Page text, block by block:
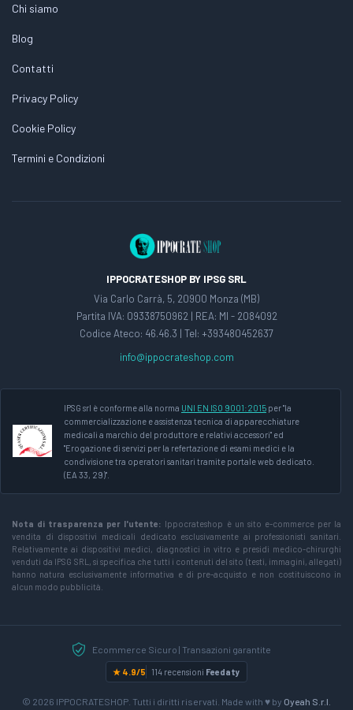
Chi siamo
Blog
Contatti
Privacy Policy
Cookie Policy
Termini e Condizioni
IPPOCRATESHOP BY IPSG SRL
Via Carlo Carrà, 5, 20900 Monza (MB)
Partita IVA: 09338750962 | REA: MI - 2084092
Codice Ateco: 46.46.3 | Tel: +393480452637
info@ippocrateshop.com
IPSG srl è conforme alla norma UNI EN ISO 9001:2015 per "la
commercializzazione e assistenza tecnica di apparecchiature
medicali a marchio del produttore e relativi accessori" ed
"Erogazione di servizi per la refertazione di esami medici e la
condivisione tra operatori sanitari tramite portale web dedicato.
(EA 33, 29)".
Nota di trasparenza per l'utente: Ippocrateshop è un sito e-commerce per la
vendita di dispositivi medicali dedicato esclusivamente ai professionisti sanitari.
Relativamente ai dispositivi medici, diagnostici in vitro e presidi medico-chirurghi
venduti da IPSG SRL, si specifica che tutti i contenuti del sito (testi, immagini, allegati)
hanno natura esclusivamente informativa e di pre-acquisto e non costituiscono in
alcun modo pubblicità.
Ecommerce Sicuro | Transazioni garantite
★ 4.9/5 114 recensioni Feedaty
© 2026 IPPOCRATESHOP. Tutti i diritti riservati. Made with ♥ by Oyeah S.r.l.